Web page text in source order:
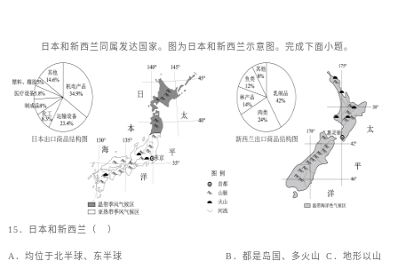
日本和新西兰同属发达国家。图为日本和新西兰示意图。完成下面小题。
15．日本和新西兰（ ）
A．均位于北半球、东半球 B．都是岛国、多火山 C．地形以山